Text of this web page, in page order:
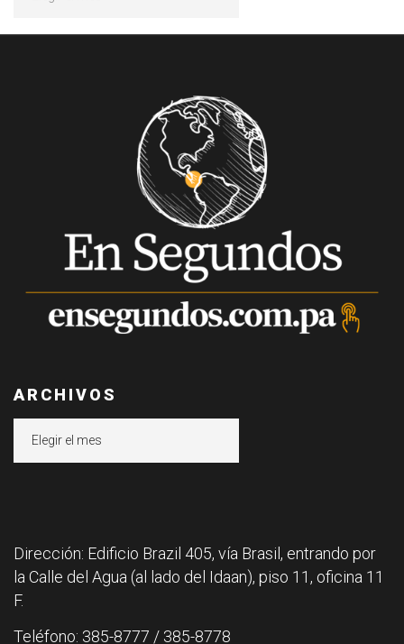
ARCHIVOS
Dirección: Edificio Brazil 405, vía Brasil, entrando por
la Calle del Agua (al lado del Idaan), piso 11, oficina 11
F.
Teléfono: 385-8777 / 385-8778